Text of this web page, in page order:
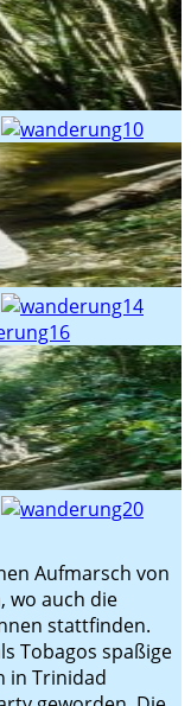
Aufmarsch von
wo auch die
stattfinden.
Tobagos spaßige
in Trinidad